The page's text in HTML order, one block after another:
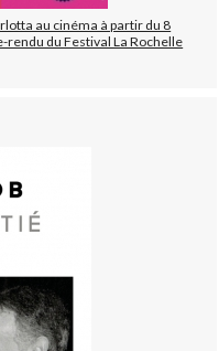
au cinéma à partir du 8
du Festival La Rochelle